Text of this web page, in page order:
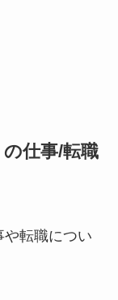
仕事/転職
転職につい